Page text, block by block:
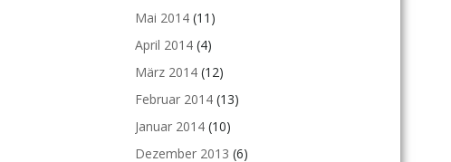
Mai 2014 (11)
April 2014 (4)
März 2014 (12)
Februar 2014 (13)
Januar 2014 (10)
Dezember 2013 (6)